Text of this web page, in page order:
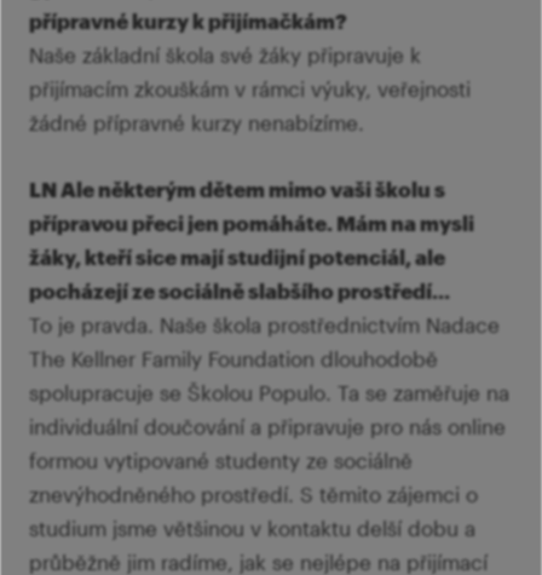
přípravné kurzy k přijímačkám?
Naše základní škola své žáky připravuje k
přijímacím zkouškám v rámci výuky, veřejnosti
žádné přípravné kurzy nenabízíme.
LN Ale některým dětem mimo vaši školu s
přípravou přeci jen pomáháte. Mám na mysli
žáky, kteří sice mají studijní potenciál, ale
pocházejí ze sociálně slabšího prostředí...
To je pravda. Naše škola prostřednictvím Nadace
The Kellner Family Foundation dlouhodobě
spolupracuje se Školou Populo. Ta se zaměřuje na
individuální doučování a připravuje pro nás online
formou vytipované studenty ze sociálně
znevýhodněného prostředí. S těmito zájemci o
studium jsme většinou v kontaktu delší dobu a
průběžně jim radíme, jak se nejlépe na přijímací